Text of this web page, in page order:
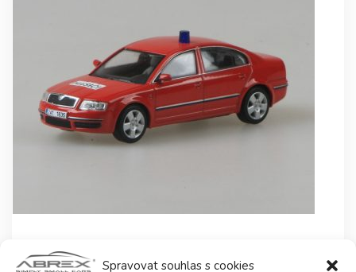
Spravovat souhlas s cookies
Hasiči
Stránkování